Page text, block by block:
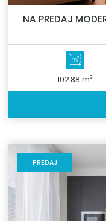
NA PREDAJ
102.88 m2
PREDAJ